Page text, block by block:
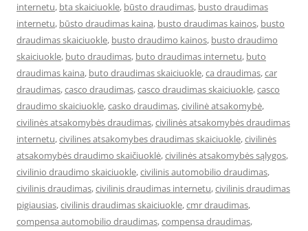
internetu, bta skaiciuokle, būsto draudimas, busto draudimas
internetu, būsto draudimas kaina, busto draudimas kainos, busto
draudimas skaiciuokle, busto draudimo kainos, busto draudimo
skaiciuokle, buto draudimas, buto draudimas internetu, buto
draudimas kaina, buto draudimas skaiciuokle,ca draudimas,car
draudimas,casco draudimas,casco draudimas skaiciuokle,casco
draudimo skaiciuokle,casko draudimas,civilinė atsakomybė,
civilinės atsakomybės draudimas,civilinės atsakomybės draudimas
internetu,civilines atsakomybes draudimas skaiciuokle,civilinės
atsakomybės draudimo skaičiuoklė,civilinės atsakomybės sąlygos,
civilinio draudimo skaiciuokle,civilinis automobilio draudimas,
civilinis draudimas,civilinis draudimas internetu,civilinis draudimas
pigiausias,civilinis draudimas skaiciuokle,cmr draudimas,
compensa automobilio draudimas,compensa draudimas,